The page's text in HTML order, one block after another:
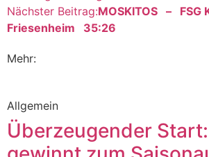
Nächster Beitrag:MOSKITOS – FSG
Friesenheim 35:26
Mehr:
Allgemein
Überzeugender